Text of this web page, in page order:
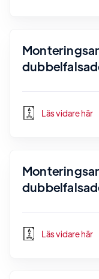
Läs vidare här
Läs vidare här